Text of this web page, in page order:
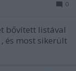
0
bővített listával
, és most sikerült